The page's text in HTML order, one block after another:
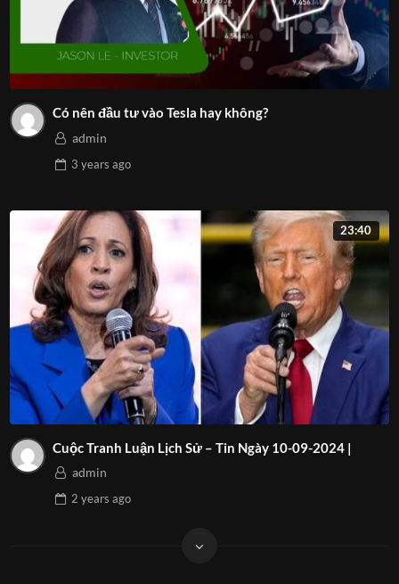
Có nên đầu tư vào Tesla hay không?
admin
3 years ago
23:40
Cuộc Tranh Luận Lịch Sử – Tin Ngày 10-09-2024 |
admin
2 years ago